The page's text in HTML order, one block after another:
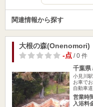
関連情報から探す
大根の森(Onenomori)
-点/ 0 件
千葉県
小見川
お車で
自動車
営業時
入浴料